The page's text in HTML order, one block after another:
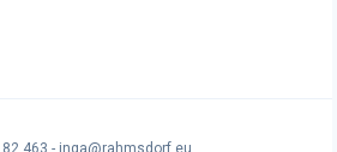
463 - inga@rahmsdorf.eu